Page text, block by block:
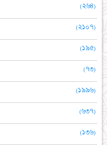
(২৬৪)
(২১০৭)
(১৯৫)
(৭৩)
(১৯৯৬)
(৬৩৭)
(১৩৬)